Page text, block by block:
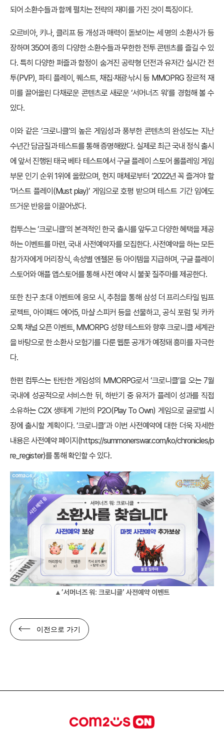
되어 소환수들과 함께 펼치는 전략의 재미를 가진 것이 특징이다.
오르비아, 키나, 클리프 등 개성과 매력이 돋보이는 세 명의 소환사가 등
장하며 350여 종의 다양한 소환수들과 무한한 전투 콘텐츠를 즐길 수 있
다. 특히 다양한 퍼즐과 함정이 숨겨진 공략형 던전과 유저간 실시간 전
투(PVP), 파티 플레이, 퀘스트, 채집∙채광∙낚시 등 MMOPRG 장르적 재
미를 끌어올린 다채로운 콘텐츠로 새로운 ‘서머너즈 워’를 경험해 볼 수
있다.
이와 같은 ‘크로니클’의 높은 게임성과 풍부한 콘텐츠의 완성도는 지난
수년간 담금질과 테스트를 통해 증명해왔다. 실제로 최근 국내 정식 출시
에 앞서 진행된 태국 베타 테스트에서 구글 플레이 스토어 롤플레잉 게임
부문 인기 순위 1위에 올랐으며, 현지 매체로부터 ‘2022년 꼭 즐겨야 할
‘머스트 플레이(Must play)’ 게임으로 호평 받으며 테스트 기간 임에도
뜨거운 반응을 이끌어냈다.
컴투스는 ‘크로니클’의 본격적인 한국 출시를 앞두고 다양한 혜택을 제공
하는 이벤트를 마련, 국내 사전예약자를 모집한다. 사전예약을 하는 모든
참가자에게 머리장식, 속성별 엔젤몬 등 아이템을 지급하며, 구글 플레이
스토어와 애플 앱스토어를 통해 사전 예약 시 불꽃 질주마를 제공한다.
또한 친구 초대 이벤트에 응모 시, 추첨을 통해 삼성 더 프리스타일 빔프
로젝트, 아이패드 에어5, 마샬 스피커 등을 선물하고, 공식 포럼 및 카카
오톡 채널 오픈 이벤트, MMORPG 성향 테스트와 향후 크로니클 세계관
을 바탕으로 한 소환사 모험기를 다룬 웹툰 공개가 예정돼 흥미를 자극한
다.
한편 컴투스는 탄탄한 게임성의 MMORPG로서 ‘크로니클’을 오는 7월
국내에 성공적으로 서비스한 뒤, 하반기 중 유저가 플레이 성과를 직접
소유하는 C2X 생태계 기반의 P2O(Play To Own) 게임으로 글로벌 시
장에 출시할 계획이다. ‘크로니클’과 이번 사전예약에 대한 더욱 자세한
내용은 사전예약 페이지(https://summonerswar.com/ko/chronicles/p
re_register)를 통해 확인할 수 있다.
▲’서머너즈 워: 크로니클’ 사전예약 이벤트
이전으로 가기